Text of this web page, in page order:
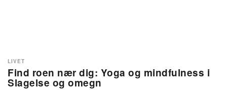
Find roen nær dig: Yoga og mindfulness i
Slagelse og omegn
LIVET